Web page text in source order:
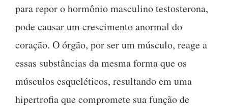
para repor o hormônio masculino testosterona,
pode causar um crescimento anormal do
coração. O órgão, por ser um músculo, reage a
essas substâncias da mesma forma que os
músculos esqueléticos, resultando em uma
hipertrofia que compromete sua função de